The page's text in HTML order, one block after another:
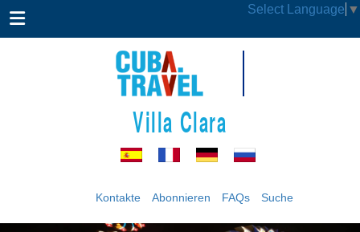
Select Language ▼
Villa Clara
Kontakte Abonnieren FAQs Suche